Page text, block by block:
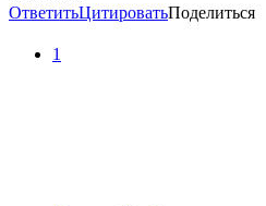
ОтветитьЦитироватьПоделиться
1